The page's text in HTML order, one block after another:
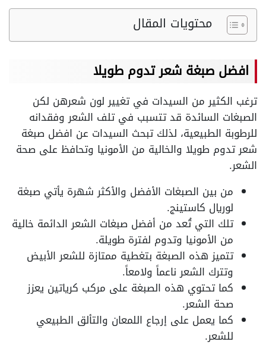
محتويات المقال
افضل صبغة شعر تدوم طويلا
ترغب الكثير من السيدات في تغيير لون شعرهن لكن
الصبغات السائدة قد تتسبب في تلف الشعر وفقدانه
للرطوبة الطبيعية، لذلك تبحث السيدات عن افضل صبغة
شعر تدوم طويلا والخالية من الأمونيا وتحافظ على صحة
الشعر.
من بين الصبغات الأفضل والأكثر شهرة يأتي صبغة
لوريال كاستينج.
تلك التي تُعد من أفضل صبغات الشعر الدائمة خالية
من الأمونيا وتدوم لفترة طويلة.
تتميز هذه الصبغة بتغطية ممتازة للشعر الأبيض
وتترك الشعر ناعماً ولامعاً.
كما تحتوي هذه الصبغة على مركب كرياتين يعزز
صحة الشعر.
كما يعمل على إرجاع اللمعان والتألق الطبيعي
للشعر.